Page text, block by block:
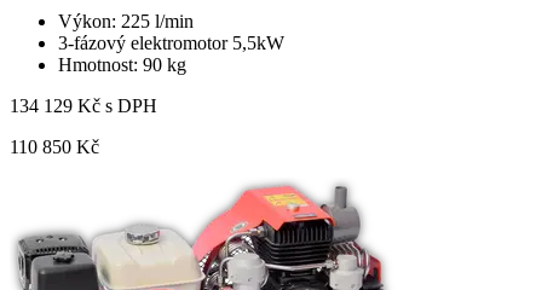
Výkon: 225 l/min
3-fázový elektromotor 5,5kW
Hmotnost: 90 kg
134 129 Kč s DPH
110 850 Kč